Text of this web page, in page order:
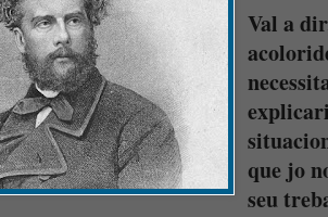
Val a
que jo
seu